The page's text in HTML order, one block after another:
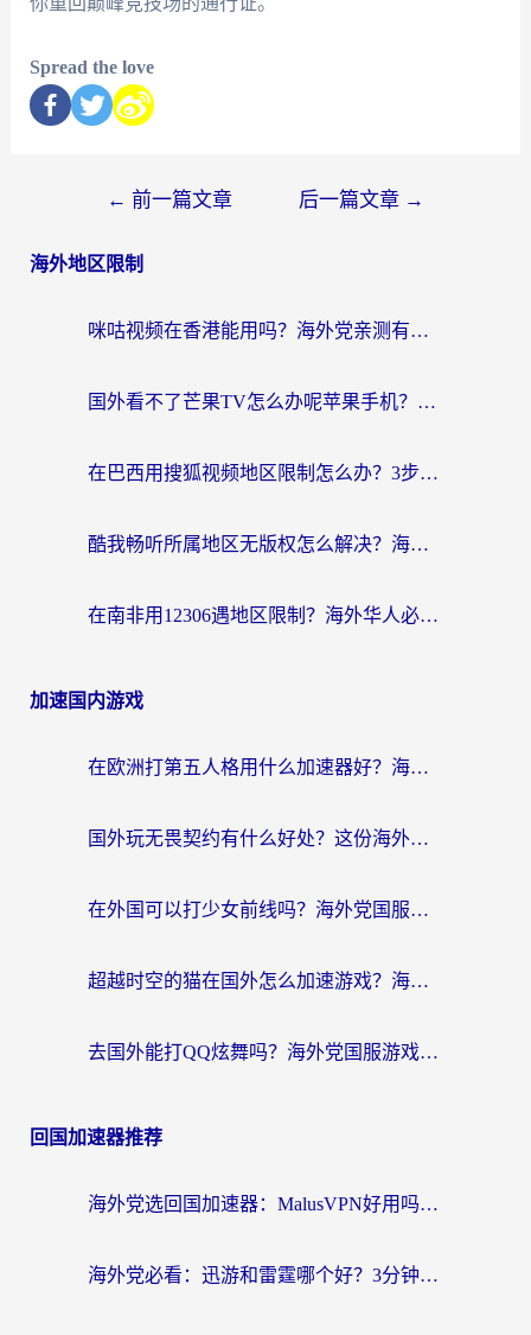
Spread the love
← 前一篇文章 后一篇文章 →
海外地区限制
咪咕视频在香港能用吗？海外党亲测有效的回国加速方案来了
国外看不了芒果TV怎么办呢苹果手机？海外党追剧游戏的全能解决方案
在巴西用搜狐视频地区限制怎么办？3步解决海外看国内剧的烦恼
酷我畅听所属地区无版权怎么解决？海外党必看的回国加速全攻略
在南非用12306遇地区限制？海外华人必看的回国加速全攻略（附B站芒果TV解锁技巧）
加速国内游戏
在欧洲打第五人格用什么加速器好？海外党亲测有效的国服游戏加速方案
国外玩无畏契约有什么好处？这份海外国服游戏加速指南帮你解决90%的卡顿问题
在外国可以打少女前线吗？海外党国服游戏畅玩终极指南（附避坑技巧）
超越时空的猫在国外怎么加速游戏？海外玩家国服畅玩终极指南
去国外能打QQ炫舞吗？海外党国服游戏不卡顿的终极指南
回国加速器推荐
海外党选回国加速器：MalusVPN好用吗？和快帆VPN哪个好？附真实对比与避坑指南
海外党必看：迅游和雷霆哪个好？3分钟教你选对回国加速器，无缝刷国内剧玩手游